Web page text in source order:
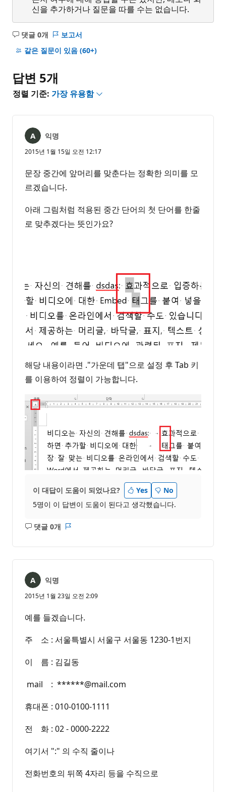
신을 추가하거나 질문을 따를 수는 없습니다.
댓글 0개
설
명
음
보고서
같은 질문이 있음 (60+)
답변 5개
정렬 기준: 가장 유용함
익명
2015년 1월 15일 오전 12:17
문장 중간에 앞머리를 맞춘다는 정확한 의미를 모
르겠습니다.
아래 그림처럼 적용된 중간 단어의 첫 단어를 한줄
로 맞추겠다는 뜻인가요?
해당 내용이라면 ."가운데 탭"으로 설정 후 Tab 키
를 이용하여 정렬이 가능합니다.
이 대답이 도움이 되었나요? Yes
No
5명이 이 답변이 도움이 된다고 생각했습니다.
댓글 0개
설
음
익명
2015년 1월 23일 오전 2:09
예를 들겠습니다.
주 소 : 서울특별시 서울구 서울동 1230-1번지
이 름 : 김길동
mail : ******@mail.com
휴대폰 : 010-0100-1111
전 화 : 02 - 0000-2222
여기서 ":" 의 수직 줄이나
전화번호의 뒤쪽 4자리 등을 수직으로